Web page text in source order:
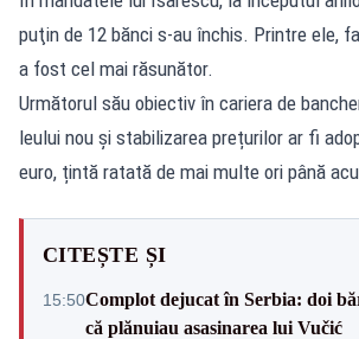
puţin de 12 bănci s-au închis. Printre ele,
a fost cel mai răsunător.
Următorul său obiectiv în cariera de
leului nou și stabilizarea prețurilor ar fi
euro, țintă ratată de mai multe ori până
CITEȘTE ȘI
15:50Complot dejucat în Serbia: doi
că plănuiau asasinarea lui Vučić